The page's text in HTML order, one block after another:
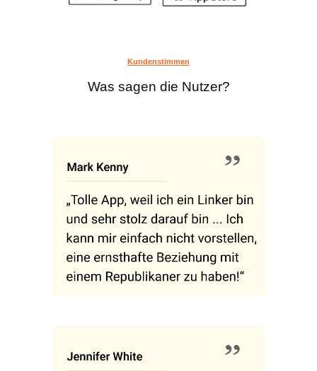
Kundenstimmen
Was sagen die Nutzer?